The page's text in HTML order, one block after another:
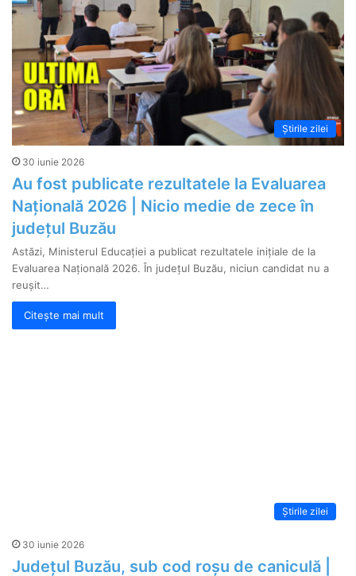
Știrile zilei
30 iunie 2026
Au fost publicate rezultatele la Evaluarea
Națională 2026 | Nicio medie de zece în
județul Buzău
Astăzi, Ministerul Educației a publicat rezultatele inițiale de la
Evaluarea Națională 2026. În județul Buzău, niciun candidat nu a
reușit…
Citește mai mult
Știrile zilei
30 iunie 2026
Județul Buzău, sub cod roșu de caniculă |